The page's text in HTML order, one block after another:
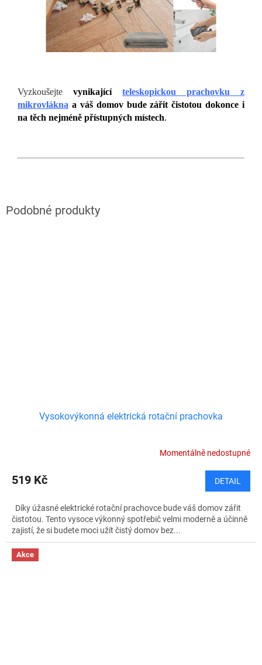
Vyzkoušejte vynikající teleskopickou prachovku z
mikrovlákna a váš domov bude zářit čistotou dokonce i
na těch nejméně přístupných místech.
Vysokovýkonná elektrická rotační prachovka
Momentálně nedostupné
519 Kč DETAIL
Díky úžasné elektrické rotační prachovce bude váš domov zářit
čistotou. Tento vysoce výkonný spotřebič velmi moderně a účinně
zajistí, že si budete moci užít čistý domov bez...
Akce